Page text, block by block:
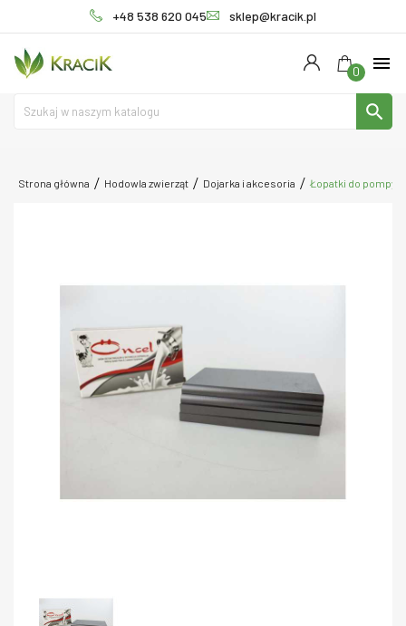
+48 538 620 045 sklep@kracik.pl
0 menu
search
Strona główna Hodowla zwierząt Dojarka i akcesoria Łopatki do pompy